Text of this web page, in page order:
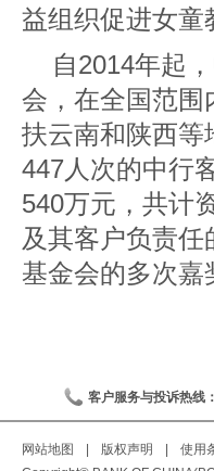
益组织促进女童
自2014年起
会，在全国范围
扶云南和陕西等
447人次的中行
540万元，共计
及其客户负责
基金会的多次嘉
客户服务与投诉热线：
网站地图 版权声明 使用